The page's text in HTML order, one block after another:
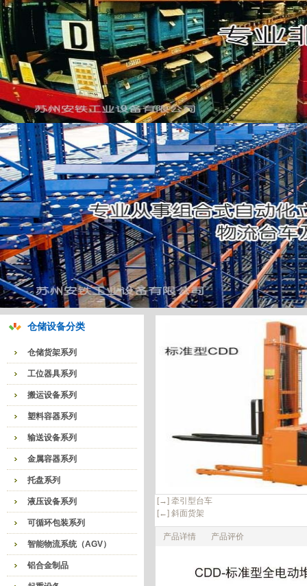
仓储设备分类
仓储货架系列
工位器具系列
搬运设备系列
塑料容器系列
输送设备系列
金属容器系列
托盘系列
液压设备系列
可循环包装系列
智能物流系统（AGV）
铝合金制品
[→] 牵引型台车
[←] 斜面货架
产品详情 产品评价